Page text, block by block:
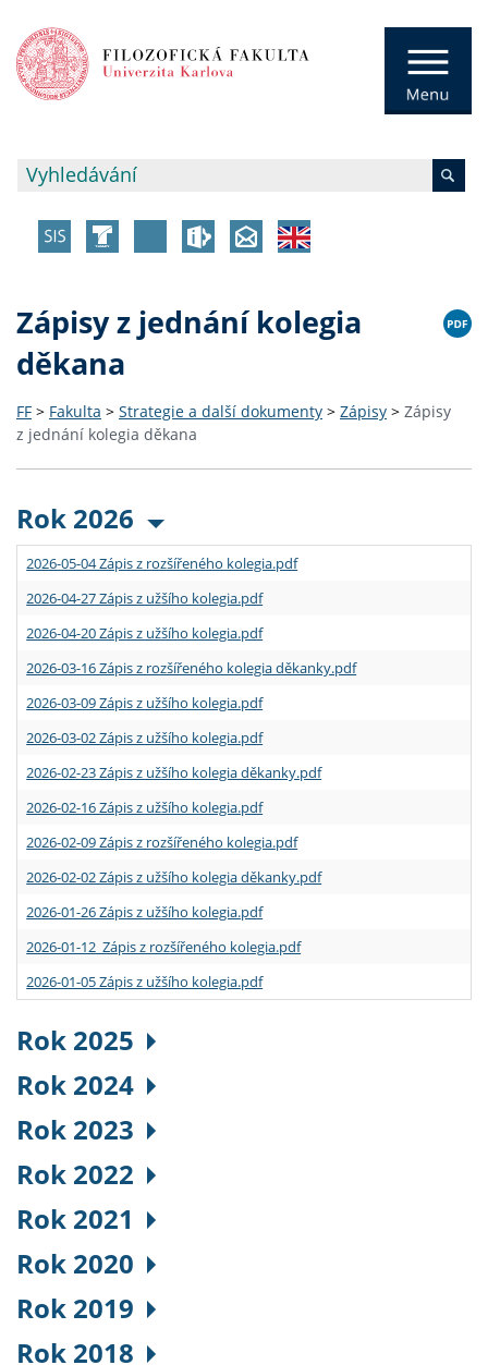
Zápisy z jednání kolegia
děkana
FF > Fakulta > Strategie a další dokumenty > Zápisy > Zápisy
z jednání kolegia děkana
Rok 2026
2026-05-04 Zápis z rozšířeného kolegia.pdf
2026-04-27 Zápis z užšího kolegia.pdf
2026-04-20 Zápis z užšího kolegia.pdf
2026-03-16 Zápis z rozšířeného kolegia děkanky.pdf
2026-03-09 Zápis z užšího kolegia.pdf
2026-03-02 Zápis z užšího kolegia.pdf
2026-02-23 Zápis z užšího kolegia děkanky.pdf
2026-02-16 Zápis z užšího kolegia.pdf
2026-02-09 Zápis z rozšířeného kolegia.pdf
2026-02-02 Zápis z užšího kolegia děkanky.pdf
2026-01-26 Zápis z užšího kolegia.pdf
2026-01-12 Zápis z rozšířeného kolegia.pdf
2026-01-05 Zápis z užšího kolegia.pdf
Rok 2025
Rok 2024
Rok 2023
Rok 2022
Rok 2021
Rok 2020
Rok 2019
Rok 2018